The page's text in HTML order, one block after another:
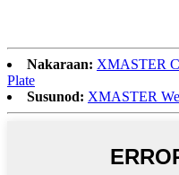
Nakaraan: XMASTER
Plate
Susunod: XMASTER